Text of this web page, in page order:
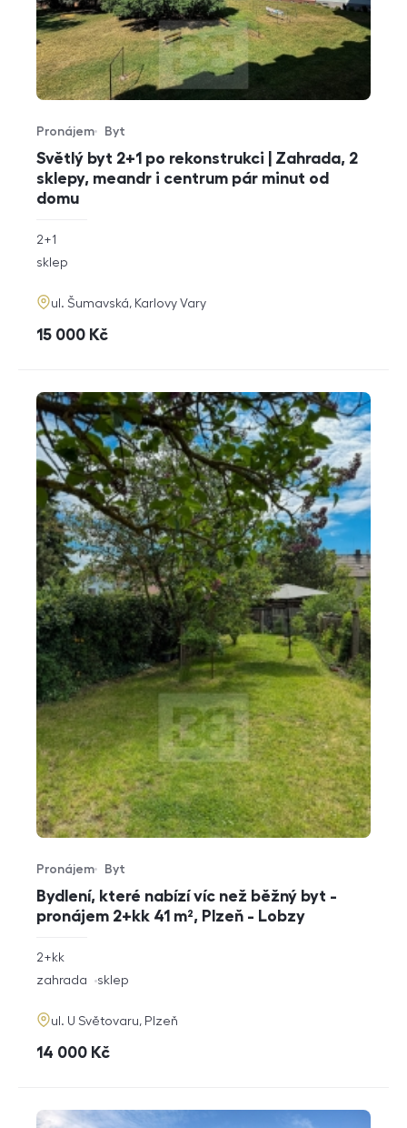
Světlý byt 2+1 po rekonstrukci | Zahrada, 2
sklepy, meandr i centrum pár minut od
domu
Typ nabídky
Pronájem
Typ nemovitosti
Byt
rozměry
dispozice
2+1
funkce
sklep
adresa
ul. Šumavská, Karlovy Vary
cena
15 000 Kč
Bydlení, které nabízí víc než běžný byt -
pronájem 2+kk 41 m², Plzeň - Lobzy
Typ nabídky
Pronájem
Typ nemovitosti
Byt
rozměry
2+kk
funkce
zahrada sklep
adresa
ul. U Světovaru, Plzeň
cena
14 000 Kč